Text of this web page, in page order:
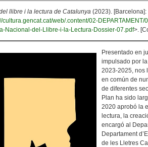
llibre i la lectura de Catalunya (2023).
cultura.gencat.cat/web/.content/02-
Nacional-del-Llibre-i-la-Lectura-Dossier-07.pdf>.
Presentado en
impulsado por
2023-2025, nos
en común de
de diferentes
Plan ha sido
2020 aprobó la
lectura, la
encargó al
Departament
de les Lletres